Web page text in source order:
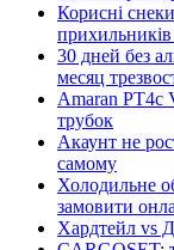
Корисні
30 дней без
месяц
Amaran PT4c
трубок
Акаунт не
самому
Холодильне
замовити
Хардтейл vs